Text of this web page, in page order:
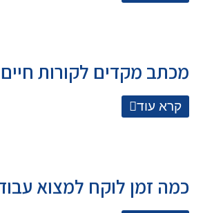
מכתב מקדים לקורות חיים
קרא עוד
כמה זמן לוקח למצוא